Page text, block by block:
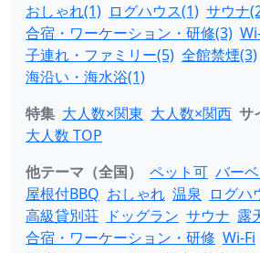
おしゃれ(1) ログハウス(1) サウナ
合宿・ワーケーション・研修(3)
子連れ・ファミリー(5) 全館禁煙(3)
海沿い・海水浴(1)
特集 大人数×関東 大人数×関西 サ
大人数 TOP
他テーマ（全国）
ペット可 バー
屋根付BBQ おしゃれ 温泉 ログハ
高級貸別荘 ドッグラン サウナ 露
合宿・ワーケーション・研修 Wi-Fi